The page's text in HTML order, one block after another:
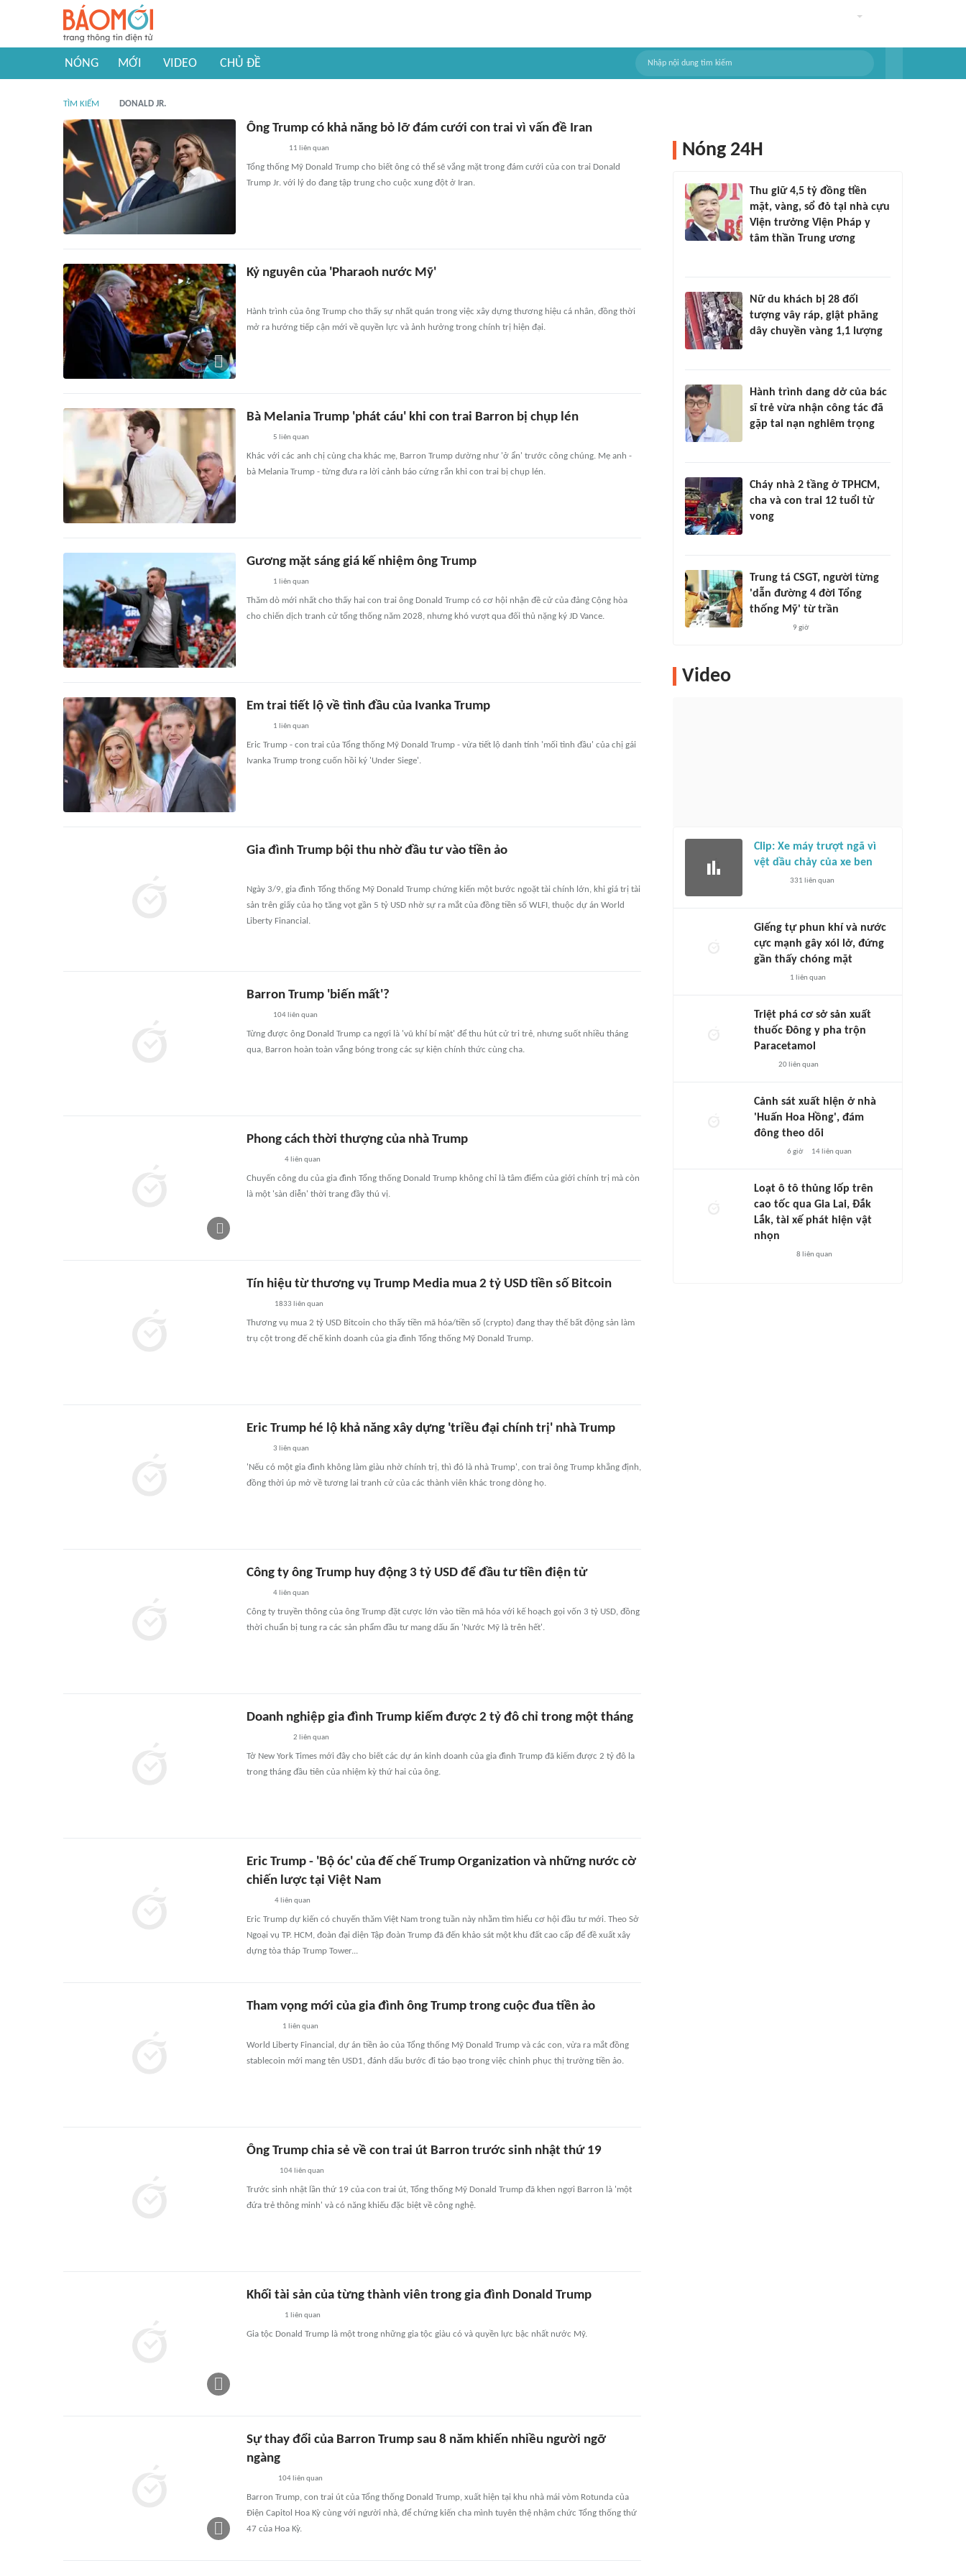
NÓNG MỚI VIDEO CHỦ ĐỀ
TÌM KIẾM DONALD JR.
Ông Trump có khả năng bỏ lỡ đám cưới con trai vì vấn đề Iran
11 liên quan
Tổng thống Mỹ Donald Trump cho biết ông có thể sẽ vắng mặt trong đám cưới của con trai Donald
Trump Jr. với lý do đang tập trung cho cuộc xung đột ở Iran.
Kỷ nguyên của 'Pharaoh nước Mỹ'
Hành trình của ông Trump cho thấy sự nhất quán trong việc xây dựng thương hiệu cá nhân, đồng thời
mở ra hướng tiếp cận mới về quyền lực và ảnh hưởng trong chính trị hiện đại.
Bà Melania Trump 'phát cáu' khi con trai Barron bị chụp lén
5 liên quan
Khác với các anh chị cùng cha khác mẹ, Barron Trump dường như 'ở ẩn' trước công chúng. Mẹ anh -
bà Melania Trump - từng đưa ra lời cảnh báo cứng rắn khi con trai bị chụp lén.
Gương mặt sáng giá kế nhiệm ông Trump
1 liên quan
Thăm dò mới nhất cho thấy hai con trai ông Donald Trump có cơ hội nhận đề cử của đảng Cộng hòa
cho chiến dịch tranh cử tổng thống năm 2028, nhưng khó vượt qua đối thủ nặng ký JD Vance.
Em trai tiết lộ về tình đầu của Ivanka Trump
1 liên quan
Eric Trump - con trai của Tổng thống Mỹ Donald Trump - vừa tiết lộ danh tính 'mối tình đầu' của chị gái
Ivanka Trump trong cuốn hồi ký 'Under Siege'.
Gia đình Trump bội thu nhờ đầu tư vào tiền ảo
Ngày 3/9, gia đình Tổng thống Mỹ Donald Trump chứng kiến một bước ngoặt tài chính lớn, khi giá trị tài
sản trên giấy của họ tăng vọt gần 5 tỷ USD nhờ sự ra mắt của đồng tiền số WLFI, thuộc dự án World
Liberty Financial.
Barron Trump 'biến mất'?
104liên quan
Từng được ông Donald Trump ca ngợi là 'vũ khí bí mật' để thu hút cử tri trẻ, nhưng suốt nhiều tháng
qua, Barron hoàn toàn vắng bóng trong các sự kiện chính thức cùng cha.
Phong cách thời thượng của nhà Trump
4liên quan
Chuyến công du của gia đình Tổng thống Donald Trump không chỉ là tâm điểm của giới chính trị mà còn
là một 'sàn diễn' thời trang đầy thú vị.
Tín hiệu từ thương vụ Trump Media mua 2 tỷ USD tiền số Bitcoin
1833 liên quan
Thương vụ mua 2 tỷ USD Bitcoin cho thấy tiền mã hóa/tiền số (crypto) đang thay thế bất động sản làm
trụ cột trong đế chế kinh doanh của gia đình Tổng thống Mỹ Donald Trump.
Eric Trump hé lộ khả năng xây dựng 'triều đại chính trị' nhà Trump
3 liên quan
'Nếu có một gia đình không làm giàu nhờ chính trị, thì đó là nhà Trump', con trai ông Trump khẳng định,
đồng thời úp mở về tương lai tranh cử của các thành viên khác trong dòng họ.
Công ty ông Trump huy động 3 tỷ USD để đầu tư tiền điện tử
4liên quan
Công ty truyền thông của ông Trump đặt cược lớn vào tiền mã hóa với kế hoạch gọi vốn 3 tỷ USD, đồng
thời chuẩn bị tung ra các sản phẩm đầu tư mang dấu ấn 'Nước Mỹ là trên hết'.
Doanh nghiệp gia đình Trump kiếm được 2 tỷ đô chỉ trong một tháng
2 liên quan
Tờ New York Times mới đây cho biết các dự án kinh doanh của gia đình Trump đã kiếm được 2 tỷ đô la
trong tháng đầu tiên của nhiệm kỳ thứ hai của ông.
Eric Trump - 'Bộ óc' của đế chế Trump Organization và những nước cờ
chiến lược tại Việt Nam
4liên quan
Eric Trump dự kiến có chuyến thăm Việt Nam trong tuần này nhằm tìm hiểu cơ hội đầu tư mới. Theo Sở
Ngoại vụ TP. HCM, đoàn đại diện Tập đoàn Trump đã đến khảo sát một khu đất cao cấp để đề xuất xây
dựng tòa tháp Trump Tower...
Tham vọng mới của gia đình ông Trump trong cuộc đua tiền ảo
1 liên quan
World Liberty Financial, dự án tiền ảo của Tổng thống Mỹ Donald Trump và các con, vừa ra mắt đồng
stablecoin mới mang tên USD1, đánh dấu bước đi táo bạo trong việc chinh phục thị trường tiền ảo.
Ông Trump chia sẻ về con trai út Barron trước sinh nhật thứ 19
104liên quan
Trước sinh nhật lần thứ 19 của con trai út, Tổng thống Mỹ Donald Trump đã khen ngợi Barron là 'một
đứa trẻ thông minh' và có năng khiếu đặc biệt về công nghệ.
Khối tài sản của từng thành viên trong gia đình Donald Trump
1 liên quan
Gia tộc Donald Trump là một trong những gia tộc giàu có và quyền lực bậc nhất nước Mỹ.
Sự thay đổi của Barron Trump sau 8 năm khiến nhiều người ngỡ
ngàng
104 liên quan
Barron Trump, con trai út của Tổng thống Donald Trump, xuất hiện tại khu nhà mái vòm Rotunda của
Điện Capitol Hoa Kỳ cùng với người nhà, để chứng kiến cha mình tuyên thệ nhậm chức Tổng thống thứ
47 của Hoa Kỳ.
Nóng 24H
Thu giữ 4,5 tỷ đồng tiền
mặt, vàng, sổ đỏ tại nhà cựu
Viện trưởng Viện Pháp y
tâm thần Trung ương
Nữ du khách bị 28 đối
tượng vây ráp, giật phăng
dây chuyền vàng 1,1 lượng
Hành trình dang dở của bác
sĩ trẻ vừa nhận công tác đã
gặp tai nạn nghiêm trọng
Cháy nhà 2 tầng ở TPHCM,
cha và con trai 12 tuổi tử
vong
Trung tá CSGT, người từng
'dẫn đường 4 đời Tổng
thống Mỹ' từ trần
9 giờ
Video
Clip: Xe máy trượt ngã vì
vệt dầu chảy của xe ben
331 liên quan
Giếng tự phun khí và nước
cực mạnh gây xói lở, đứng
gần thấy chóng mặt
1 liên quan
Triệt phá cơ sở sản xuất
thuốc Đông y pha trộn
Paracetamol
20liên quan
Cảnh sát xuất hiện ở nhà
'Huấn Hoa Hồng', đám
đông theo dõi
6 giờ 14liên quan
Loạt ô tô thủng lốp trên
cao tốc qua Gia Lai, Đắk
Lắk, tài xế phát hiện vật
nhọn
8 liên quan